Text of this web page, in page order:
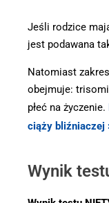
Jeśli rodzice
jest podawana
Natomiast
obejmuje:
płeć na życzenie.
ciąży bliźniaczej
Wynik